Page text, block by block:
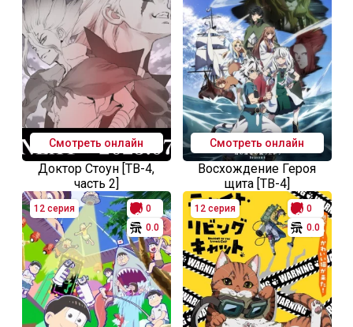
Смотреть онлайн
Доктор Стоун [ТВ-4,
часть 2]
Смотреть онлайн
Восхождение Героя
щита [ТВ-4]
12 серия
0
0.0
12 серия
0
0.0